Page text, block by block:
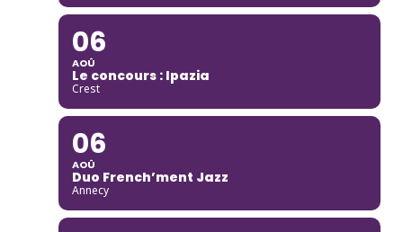
06
AOÛ
Le concours : Ipazia
Crest
06
AOÛ
Duo French’ment Jazz
Annecy